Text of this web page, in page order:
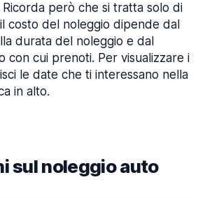
Ricorda però che si tratta solo di
costo del noleggio dipende dal
durata del noleggio e dal
con cui prenoti. Per visualizzare i
le date che ti interessano nella
in alto.
sul noleggio auto